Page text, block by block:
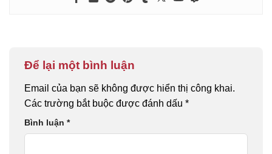
Để lại một bình luận
Email của bạn sẽ không được hiển thị công khai.
Các trường bắt buộc được đánh dấu *
Bình luận *